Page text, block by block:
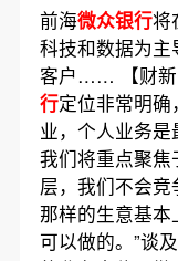
前海微众银行将
科技和数据为
客户…… 【财新
行定位非常明确
业，个人业务
我们将重点聚
层，我们不会竞
那样的生意基
可以做的。”谈